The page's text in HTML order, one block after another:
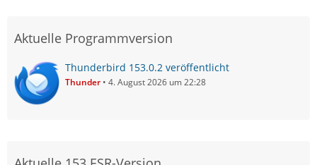
Aktuelle Programmversion
Thunderbird 153.0.2 veröffentlicht
Thunder 4. August 2026 um 22:28